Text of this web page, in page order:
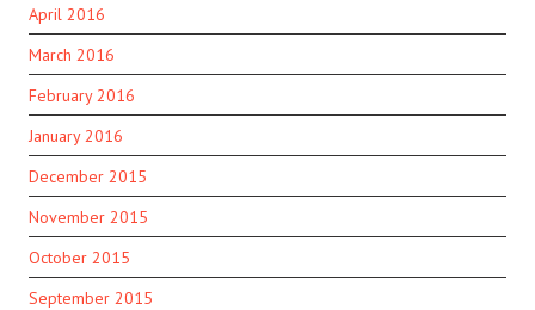
April 2016
March 2016
February 2016
January 2016
December 2015
November 2015
October 2015
September 2015